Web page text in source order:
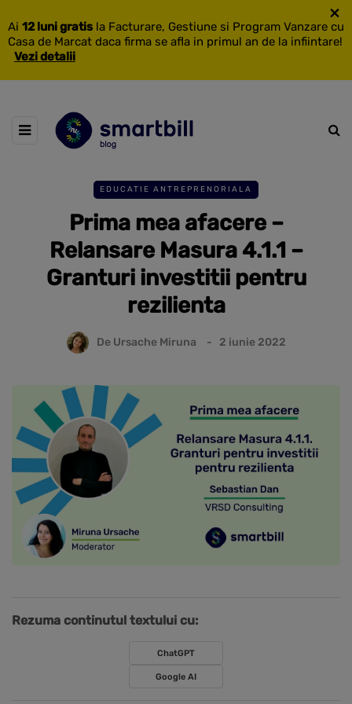
Ai 12 luni gratis la Facturare, Gestiune si Program Vanzare cu
Casa de Marcat daca firma se afla in primul an de la infiintare!
Vezi detalii
×
EDUCATIE ANTREPRENORIALA
Prima mea afacere –
Relansare Masura 4.1.1 –
Granturi investitii pentru
rezilienta
De Ursache Miruna 2 iunie 2022
Rezuma continutul textului cu:
ChatGPT
Google AI